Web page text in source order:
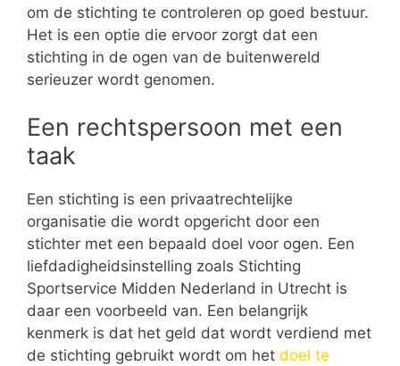
om de stichting te controleren op goed bestuur.
Het is een optie die ervoor zorgt dat een
stichting in de ogen van de buitenwereld
serieuzer wordt genomen.
Een rechtspersoon met een
taak
Een stichting is een privaatrechtelijke
organisatie die wordt opgericht door een
stichter met een bepaald doel voor ogen. Een
liefdadigheidsinstelling zoals Stichting
Sportservice Midden Nederland in Utrecht is
daar een voorbeeld van. Een belangrijk
kenmerk is dat het geld dat wordt verdiend met
de stichting gebruikt wordt om het doel te